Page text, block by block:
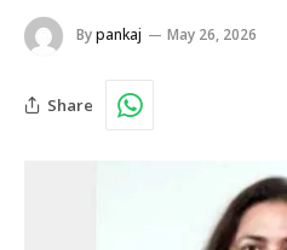
Bypankaj May 26, 2026
Share